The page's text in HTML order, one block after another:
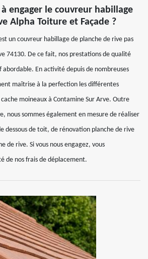
engager le couvreur habillage
Alpha Toiture et Façade ?
un couvreur habillage de planche de rive pas
74130. De ce fait, nos prestations de qualité
abordable. En activité depuis de nombreuses
maîtrise à la perfection les différentes
moineaux à Contamine Sur Arve. Outre
nous sommes également en mesure de réaliser
dessous de toit, de rénovation planche de rive
de rive. Si vous nous engagez, vous
de nos frais de déplacement.